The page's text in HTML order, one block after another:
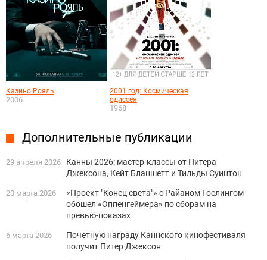
Казино Рояль
2006
2001 год: Космическая
одиссея
1968
Дополнительные публикации
29 апреля 2026
Канны 2026: мастер-классы от Питера
Джексона, Кейт Бланшетт и Тильды Суинтон
20 марта 2026
«Проект "Конец света"» с Райаном Гослингом
обошел «Оппенгеймера» по сборам на
превью-показах
6 марта 2026
Почетную награду Каннского кинофестиваля
получит Питер Джексон